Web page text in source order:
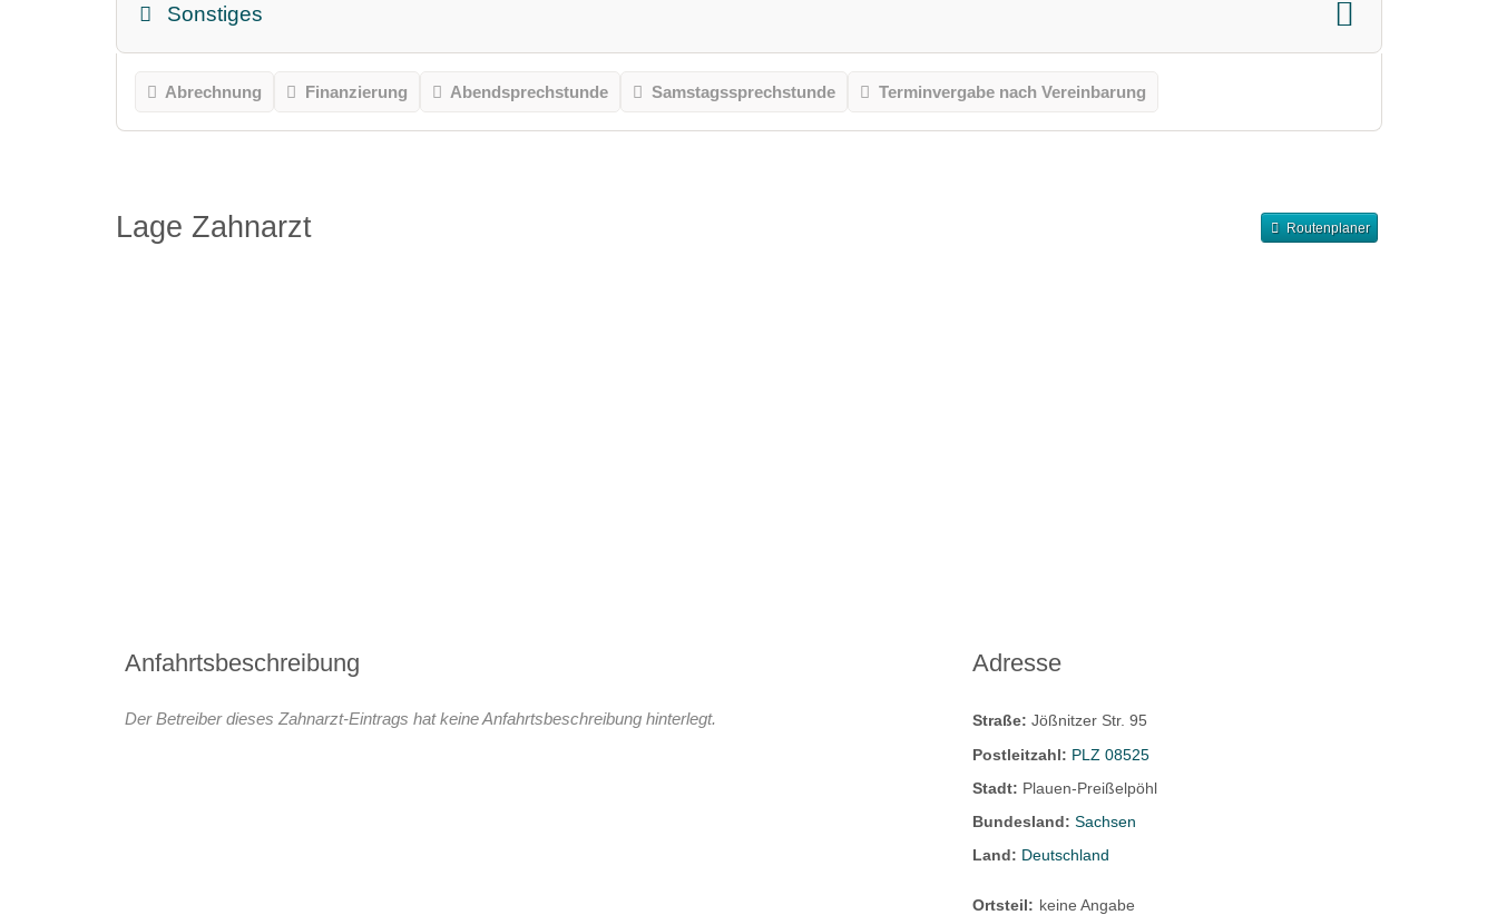
Sonstiges
Abrechnung Finanzierung Abendsprechstunde Samstagssprechstunde Terminvergabe nach Vereinbarung
Lage Zahnarzt Routenplaner
Anfahrtsbeschreibung
Der Betreiber dieses Zahnarzt-Eintrags hat keine Anfahrtsbeschreibung hinterlegt.
Adresse
Straße:Jößnitzer Str. 95
Postleitzahl: PLZ 08525
Stadt: Plauen-Preißelpöhl
Bundesland:Sachsen
Land: Deutschland
Ortsteil: keine Angabe